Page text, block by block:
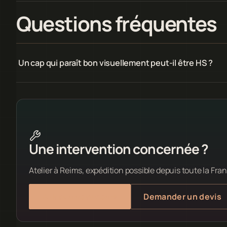
Questions fréquentes
Un cap qui paraît bon visuellement peut-il être HS ?
Une intervention concernée ?
Atelier à Reims, expédition possible depuis toute la
Demander un devis